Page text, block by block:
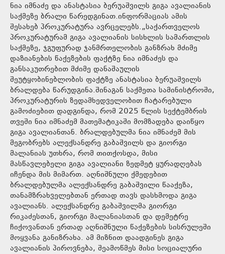
ნია იმნაძე და ანასტასია ბერუაშვილს გიგა ავალიანის
საქმეზე ბრალი წარედგინათ.ინფორმაციას ამის
შესახებ პროკურატურა ავრცელებს.„საქართველოს
პროკურატურამ გიგა ავალიანის სისხლის სამართლის
საქმეზე, ჯგუფურად ჯანმრთელობის განზრახ მძიმე
დაზიანების წაქეზების ფაქტზე ნია იმნაძეს და
განსაკუთრებით მძიმე დანაშაულის
შეუტყობინებლობის ფაქტზე ანასტასია ბერუაშვილს
ბრალდება წარუდგინა.შინაგან საქმეთა სამინისტროში,
პროკურატურის ზედამხედველობით ჩატარებული
გამოძიებით დადგინდა, რომ 2025 წლის სექტემბრის
თვეში ნია იმნაძემ მათემატიკაში მომზადება დაიწყო
გიგა ავალიანთან. ბრალდებულმა ნია იმნაძემ მის
მეგობრებს ალექსანდრე გაბაშვილს და გიორგი
მალანიას უთხრა, რომ თითქოსდა, მისი
მასწავლებელი გიგა ავალიანი ზედმეტ ყურადღებას
იჩენდა მის მიმართ. აღნიშნული ქმედებით
ბრალდებულმა ალექსანდრე გაბაშვილი წააქეზა,
თანამზრახველებთან ერთად თავს დასხმოდა გიგა
ავალიანს. ალექსანდრე გაბაშვილმა გიორგი
რიკაძესთან, გიორგი მალანიასთან და დემეტრე
ჩიქოვანთან ერთად აღნიშნული წაქეზების სისრულეში
მოყვანა განიზრახა. ამ მიზნით დაადგინეს გიგა
ავალიანის პიროვნება, შეამოწმეს მისი სოციალური